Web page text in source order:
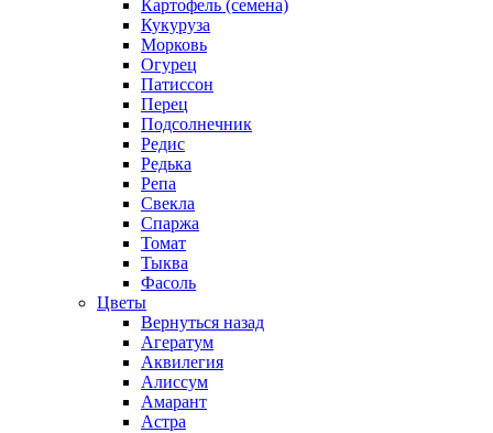
Картофель (семена)
Кукуруза
Морковь
Огурец
Патиссон
Перец
Подсолнечник
Редис
Редька
Репа
Свекла
Спаржа
Томат
Тыква
Фасоль
Цветы
Вернуться назад
Агератум
Аквилегия
Алиссум
Амарант
Астра